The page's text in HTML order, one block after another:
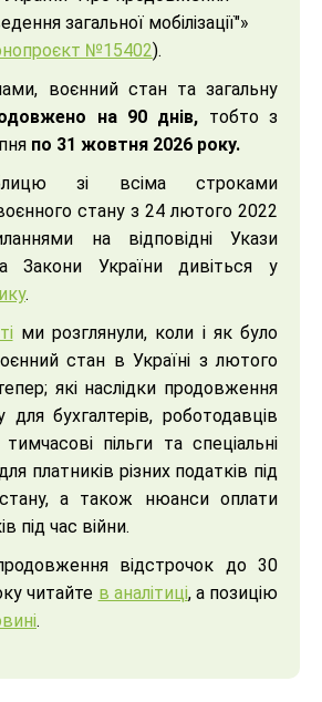
загальної мобілізації"»
№15402).
воєнний стан та загальну
на 90 днів, тобто з
по 31 жовтня 2026 року.
зі всіма строками
стану з 24 лютого 2022
на відповідні Укази
Закони України дивіться у
.
ми розглянули, коли і як було
стан в Україні з лютого
які наслідки продовження
для бухгалтерів, роботодавців
пільги та спеціальні
платників різних податків під
а також нюанси оплати
під час війни.
відстрочок до 30
читайте в аналітиці, а позицію
.